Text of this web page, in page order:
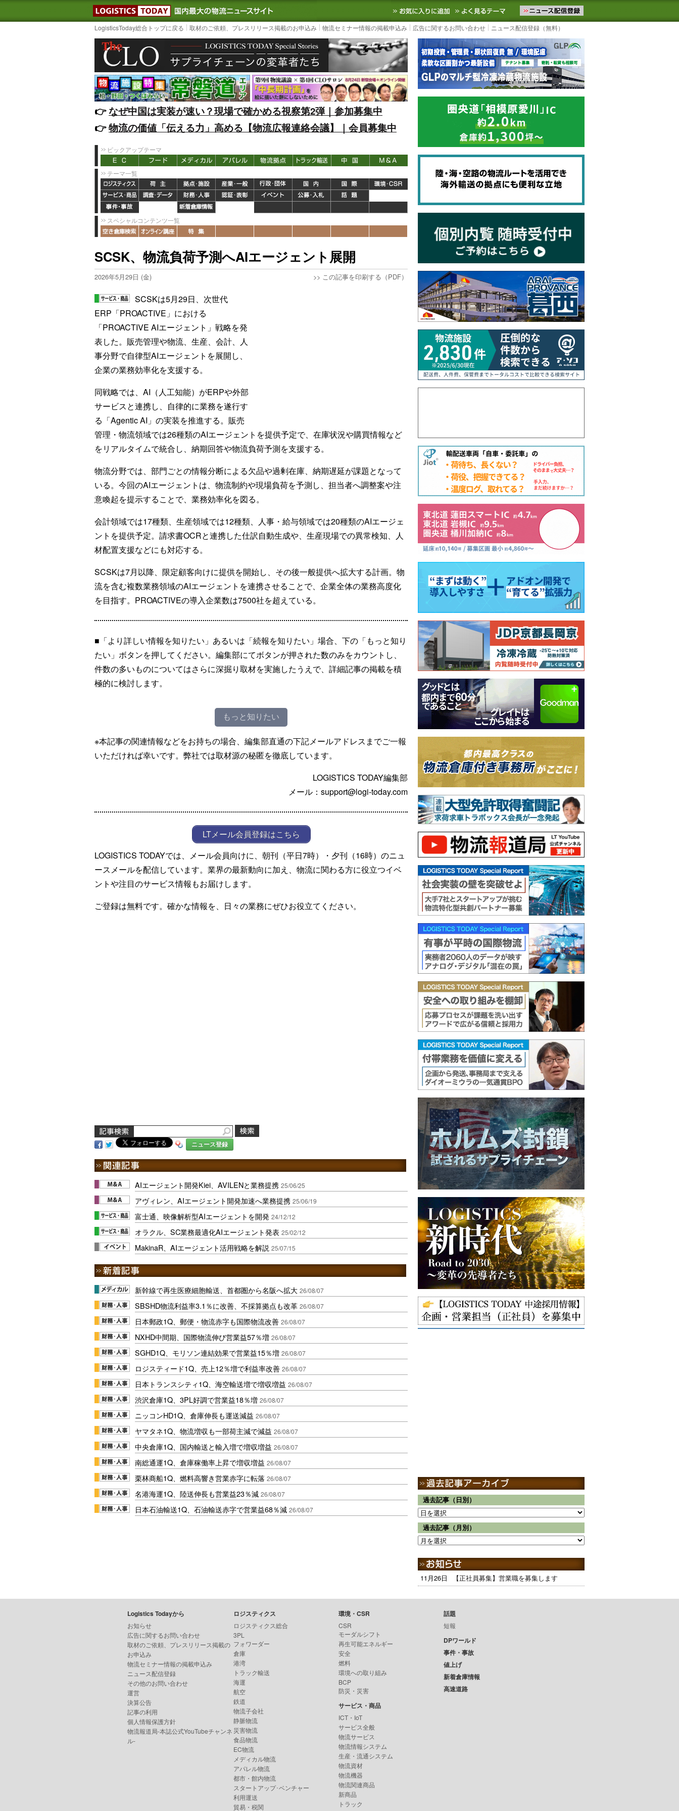
LOGISTICS TODAY｜国内最大の物流ニュースサイト3PL, SCMなど国内外の最新の物流ニュースをお届けします。物流ニュースメール配信を登録す
お気に入りに追加 よく見るテーマ
LogisticsToday総合トップに戻る 取材のご依頼、プレスリリース掲載のお申込み 物流セミナー情報の掲載申込み 広告に関するお問い合わせ ニュース配信登録（無料）
👉️なぜ中国は実装が速い？現場で確かめる視察第2弾｜参加募集中
👉️物流の価値「伝える力」高める【物流広報連絡会議】｜会員募集中
ピックアップテーマ
テーマ一覧
スペシャルコンテンツ一覧
SCSK、物流負荷予測へAIエージェント展開
2026年5月29日 (金) >> この記事を印刷する（PDF）
SCSKは5月29日、次世代
ERP「PROACTIVE」における
「PROACTIVE AIエージェント」戦略を発
表した。販売管理や物流、生産、会計、人
事分野で自律型AIエージェントを展開し、
企業の業務効率化を支援する。
同戦略では、AI（人工知能）がERPや外部
サービスと連携し、自律的に業務を遂行す
る「Agentic AI」の実装を推進する。販売
管理・物流領域では26種類のAIエージェントを提供予定で、在庫状況や購買情報など
をリアルタイムで統合し、納期回答や物流負荷予測を支援する。
物流分野では、部門ごとの情報分断による欠品や過剰在庫、納期遅延が課題となって
いる。今回のAIエージェントは、物流制約や現場負荷を予測し、担当者へ調整案や注
意喚起を提示することで、業務効率化を図る。
会計領域では17種類、生産領域では12種類、人事・給与領域では20種類のAIエージェ
ントを提供予定。請求書OCRと連携した仕訳自動生成や、生産現場での異常検知、人
材配置支援などにも対応する。
SCSKは7月以降、限定顧客向けに提供を開始し、その後一般提供へ拡大する計画。物
流を含む複数業務領域のAIエージェントを連携させることで、企業全体の業務高度化
を目指す。PROACTIVEの導入企業数は7500社を超えている。
■「より詳しい情報を知りたい」あるいは「続報を知りたい」場合、下の「もっと知り
たい」ボタンを押してください。編集部にてボタンが押された数のみをカウントし、
件数の多いものについてはさらに深掘り取材を実施したうえで、詳細記事の掲載を積
極的に検討します。
もっと知りたい
※本記事の関連情報などをお持ちの場合、編集部直通の下記メールアドレスまでご一報
いただければ幸いです。弊社では取材源の秘匿を徹底しています。
LOGISTICS TODAY編集部
メール：support@logi-today.com
LTメール会員登録はこちら
LOGISTICS TODAYでは、メール会員向けに、朝刊（平日7時）・夕刊（16時）のニュ
ースメールを配信しています。業界の最新動向に加え、物流に関わる方に役立つイベ
ントや注目のサービス情報もお届けします。
ご登録は無料です。確かな情報を、日々の業務にぜひお役立てください。
ニュース登録
AIエージェント開発Kiei、AVILENと業務提携 25/06/25
アヴィレン、AIエージェント開発加速へ業務提携 25/06/19
富士通、映像解析型AIエージェントを開発 24/12/12
オラクル、SC業務最適化AIエージェント発表 25/02/12
MakinaR、AIエージェント活用戦略を解説 25/07/15
新幹線で再生医療細胞輸送、首都圏から名阪へ拡大 26/08/07
SBSHD物流利益率3.1％に改善、不採算拠点も改革 26/08/07
日本郵政1Q、郵便・物流赤字も国際物流改善 26/08/07
NXHD中間期、国際物流伸び営業益57％増 26/08/07
SGHD1Q、モリソン連結効果で営業益15％増 26/08/07
ロジスティード1Q、売上12％増で利益率改善 26/08/07
日本トランスシティ1Q、海空輸送増で増収増益 26/08/07
渋沢倉庫1Q、3PL好調で営業益18％増 26/08/07
ニッコンHD1Q、倉庫伸長も運送減益 26/08/07
ヤマタネ1Q、物流増収も一部荷主減で減益 26/08/07
中央倉庫1Q、国内輸送と輸入増で増収増益 26/08/07
南総通運1Q、倉庫稼働率上昇で増収増益 26/08/07
栗林商船1Q、燃料高響き営業赤字に転落 26/08/07
名港海運1Q、陸送伸長も営業益23％減 26/08/07
日本石油輸送1Q、石油輸送赤字で営業益68％減 26/08/07
過去記事（日別）
過去記事（月別）
11月26日 【正社員募集】営業職を募集します
Logistics Todayから
お知らせ
広告に関するお問い合わせ
取材のご依頼、プレスリリース掲載の
お申込み
物流セミナー情報の掲載申込み
ニュース配信登録
その他のお問い合わせ
運営
決算公告
記事の利用
個人情報保護方針
物流報道局-本誌公式YouTubeチャンネ
ル-
ロジスティクス
ロジスティクス総合
3PL
フォワーダー
倉庫
港湾
トラック輸送
海運
航空
鉄道
物流子会社
静脈物流
災害物流
食品物流
EC物流
メディカル物流
アパレル物流
都市・館内物流
スタートアップ･ベンチャー
利用運送
貿易・税関
環境・CSR
CSR
モーダルシフト
再生可能エネルギー
安全
燃料
環境への取り組み
BCP
防災・災害
サービス・商品
ICT・IoT
サービス全般
物流サービス
物流情報システム
生産・流通システム
物流資材
物流機器
物流関連商品
新商品
トラック
話題
短報
DPワールド
事件・事故
値上げ
新着倉庫情報
高速道路